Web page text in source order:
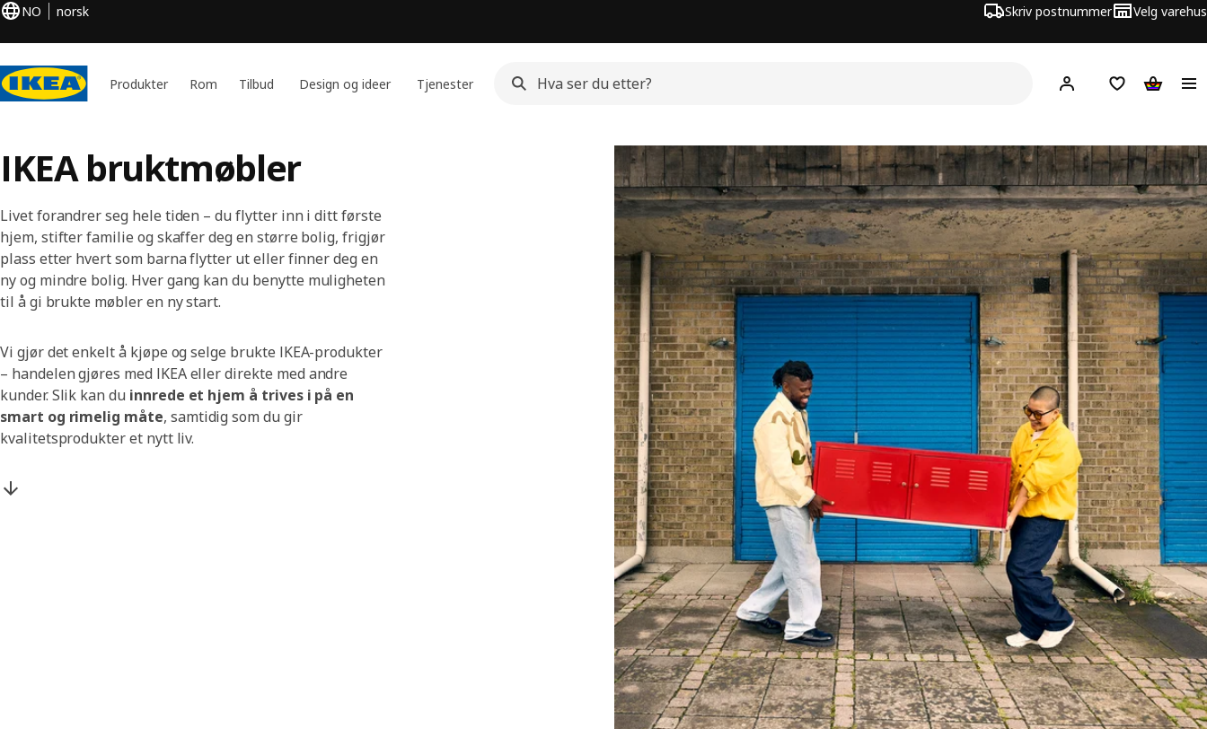
NO norsk Skriv postnummer Velg varehus
Produkter Rom Tilbud Design og ideer Tjenester Hej! Logg innHuskeliste
IKEA bruktmøbler
Livet forandrer seg hele tiden – du flytter inn i ditt første
hjem, stifter familie og skaffer deg en større bolig, frigjør
plass etter hvert som barna flytter ut eller finner deg en
ny og mindre bolig. Hver gang kan du benytte muligheten
til å gi brukte møbler en ny start.
Vi gjør det enkelt å kjøpe og selge brukte IKEA-produkter
– handelen gjøres med IKEA eller direkte med andre
kunder. Slik kan du innrede et hjem å trives i på en
smart og rimelig måte, samtidig som du gir
kvalitetsprodukter et nytt liv.